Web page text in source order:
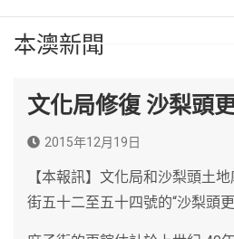
本澳新聞
文化局修復 沙梨頭
2015年12月19日
【本報訊】文化局和沙梨頭土
街五十二至五十四號的“沙梨頭